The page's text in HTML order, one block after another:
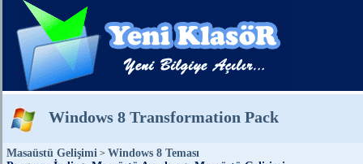
Windows 8 Transformation Pack
Masaüstü Gelişimi > Windows 8 Teması